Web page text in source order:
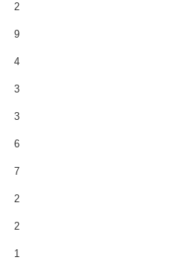
2
9
4
3
3
6
7
2
2
1